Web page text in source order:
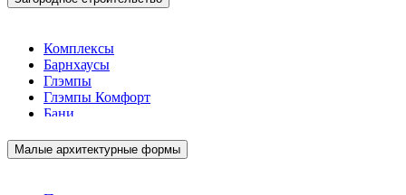
Комплексы
Барнхаусы
Глэмпы
Глэмпы Комфорт
Бани
Малые архитектурные формы